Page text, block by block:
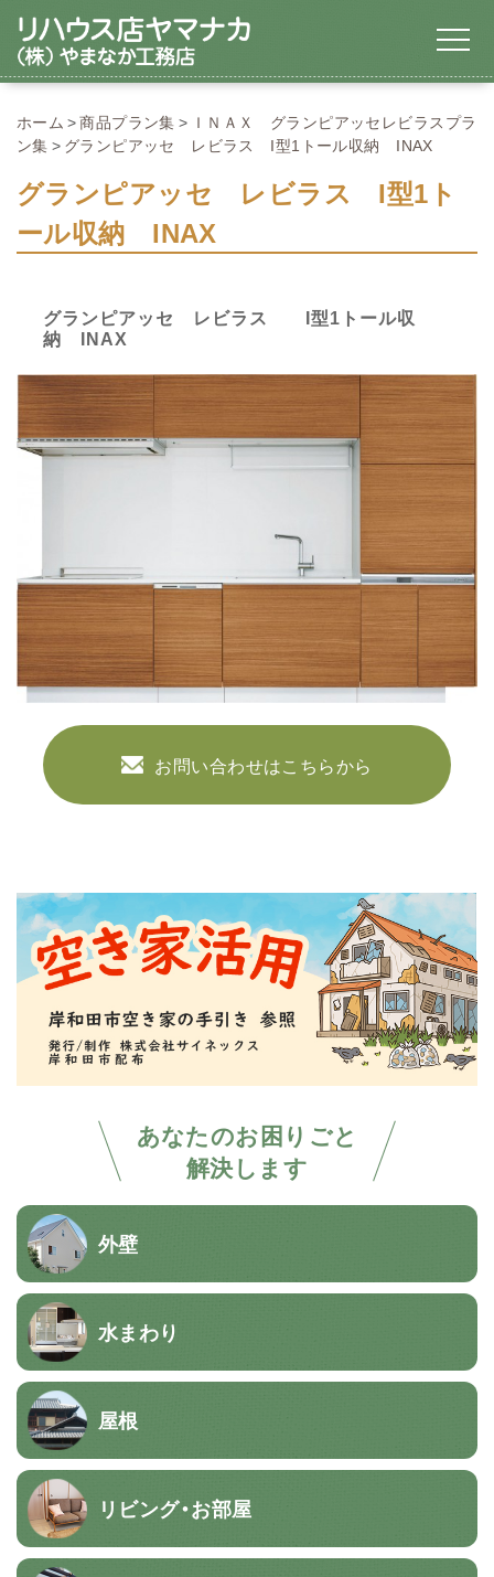
あなたのお困りごと
解決します
外壁
水まわり
屋根
リビング・お部屋
ホーム 商品プラン集
ＩＮＡＸ グランピアッセレビラスプラ
ン集
グランピアッセ レビラス I型1トール収納 INAX
グランピアッセ レビラス I型1ト
ール収納 INAX
グランピアッセ レビラス I型1トール収
納 INAX
お問い合わせはこちらから